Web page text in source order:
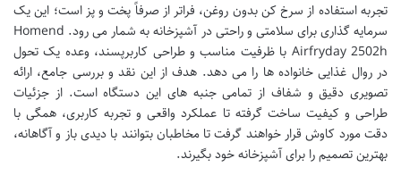
تجربه استفاده از سرخ کن بدون روغن، فراتر از صرفاً پخت و پز است؛ این یک
سرمایه گذاری برای سلامتی و راحتی در آشپزخانه به شمار می رود. Homend
Airfryday 2502h با ظرفیت مناسب و طراحی کاربرپسند، وعده یک تحول
در روال غذایی خانواده ها را می دهد. هدف از این نقد و بررسی جامع، ارائه
تصویری دقیق و شفاف از تمامی جنبه های این دستگاه است. از جزئیات
طراحی و کیفیت ساخت گرفته تا عملکرد واقعی و تجربه کاربری، همگی با
دقت مورد کاوش قرار خواهند گرفت تا مخاطبان بتوانند با دیدی باز و آگاهانه،
بهترین تصمیم را برای آشپزخانه خود بگیرند.